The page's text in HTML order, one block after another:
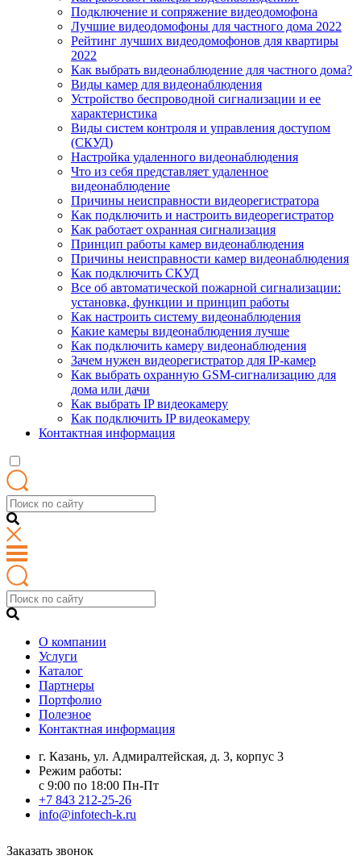
Подключение и сопряжение видеодомофона
Лучшие видеодомофоны для частного дома 2022
Рейтинг лучших видеодомофонов для квартиры
2022
Как выбрать видеонаблюдение для частного дома?
Виды камер для видеонаблюдения
Устройство беспроводной сигнализации и ее
характеристика
Виды систем контроля и управления доступом
(СКУД)
Настройка удаленного видеонаблюдения
Что из себя представляет удаленное
видеонаблюдение
Причины неисправности видеорегистратора
Как подключить и настроить видеорегистратор
Как работает охранная сигнализация
Принцип работы камер видеонаблюдения
Причины неисправности камер видеонаблюдения
Как подключить СКУД
Все об автоматической пожарной сигнализации:
установка, функции и принцип работы
Как настроить систему видеонаблюдения
Какие камеры видеонаблюдения лучше
Как подключить камеру видеонаблюдения
Зачем нужен видеорегистратор для IP-камер
Как выбрать охранную GSM-сигнализацию для
дома или дачи
Как выбрать IP видеокамеру
Как подключить IP видеокамеру
Контактная информация
О компании
Услуги
Каталог
Партнеры
Портфолио
Полезное
Контактная информация
г. Казань, ул. Адмиралтейская, д. 3, корпус 3
Режим работы:
с 9:00 по 18:00 Пн-Пт
+7 843 212-25-26
info@infotech-k.ru
Заказать звонок